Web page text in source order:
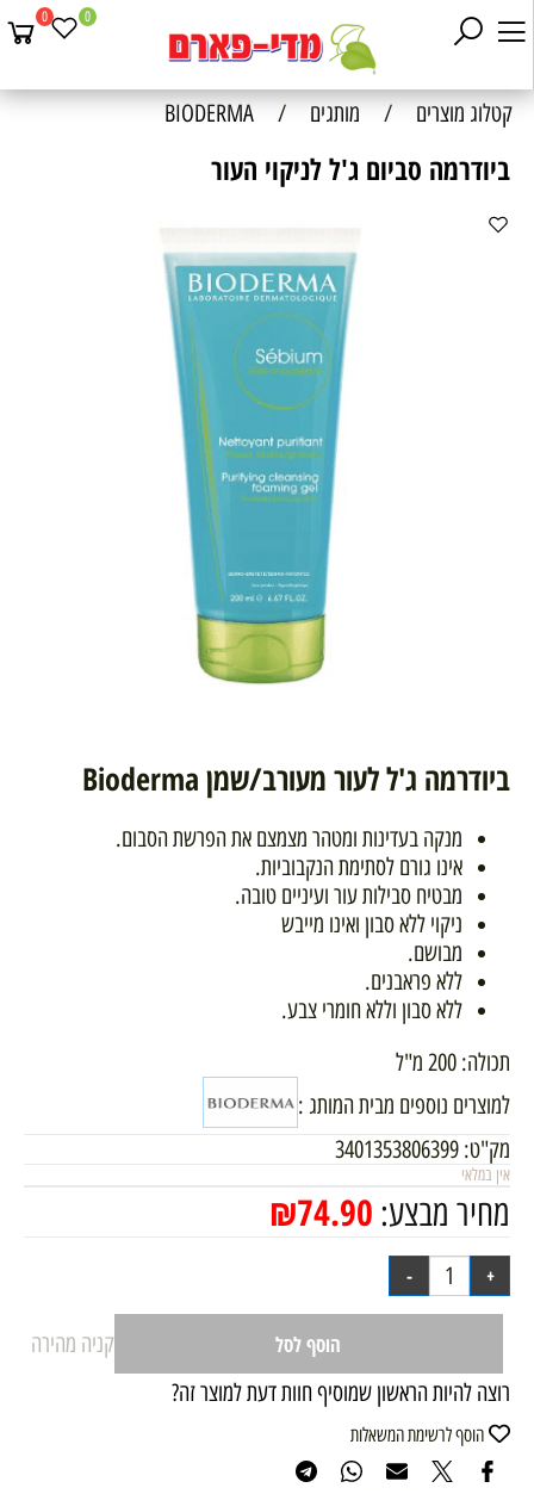
0 0
קטלוג מוצרים / מותגים /
BIODERMA
ביודרמה סביום ג'ל לניקוי העור
ביודרמה ג'ל לעור מעורב/שמן Bioderma
מנקה בעדינות ומטהר מצמצם את הפרשת הסבום.
אינו גורם לסתימת הנקבוביות.
מבטיח סבילות עור ועיניים טובה.
ניקוי ללא סבון ואינו מייבש
מבושם.
ללא פראבנים.
ללא סבון וללא חומרי צבע.
תכולה: 200 מ"ל
למוצרים נוספים מבית המותג :
מק"ט: 3401353806399
אין במלאי
מחיר מבצע: ₪74.90
הוסף לסל
קניה מהירה
רוצה להיות הראשון שמוסיף חוות דעת למוצר זה?
הוסף לרשימת המשאלות